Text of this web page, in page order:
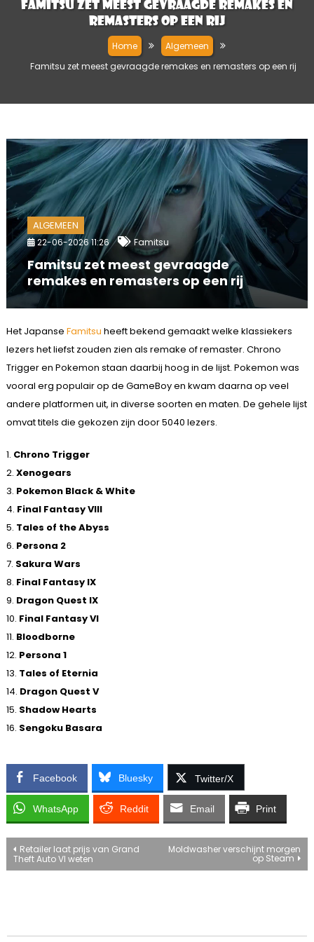
Famitsu zet meest gevraagde remakes en
remasters op een rij
Home
Algemeen
Famitsu zet meest gevraagde remakes en remasters op een rij
ALGEMEEN
22-06-2026 11:26 Famitsu
Famitsu zet meest gevraagde
remakes en remasters op een rij
Het Japanse Famitsu heeft bekend gemaakt welke klassiekers
lezers het liefst zouden zien als remake of remaster. Chrono
Trigger en Pokemon staan daarbij hoog in de lijst. Pokemon was
vooral erg populair op de GameBoy en kwam daarna op veel
andere platformen uit, in diverse soorten en maten. De gehele lijst
omvat titels die gekozen zijn door 5040 lezers.
1. Chrono Trigger
2. Xenogears
3. Pokemon Black & White
4. Final Fantasy VIII
5. Tales of the Abyss
6. Persona 2
7. Sakura Wars
8. Final Fantasy IX
9. Dragon Quest IX
10. Final Fantasy VI
11. Bloodborne
12. Persona 1
13. Tales of Eternia
14. Dragon Quest V
15. Shadow Hearts
16. Sengoku Basara
Facebook Bluesky Twitter/X
WhatsApp Reddit Email Print
Bericht
Retailer laat prijs van Grand
Theft Auto VI weten
Moldwasher verschijnt morgen
op Steam